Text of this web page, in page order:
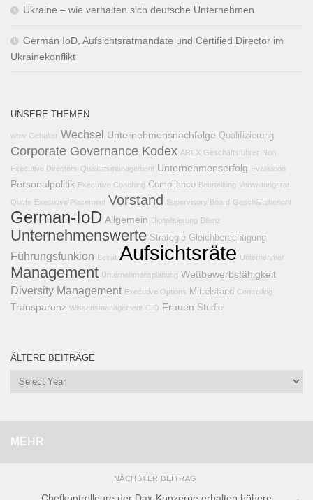
Ukraine – wie verhalten sich deutsche Unternehmen
German IoD, Aufsichtsratmandate und Certified Director im
Ukrainekonflikt
UNSERE THEMEN
wbw Gehälter Wechsel Unternehmensnachfolge Qualifizierung
Corporate Governance Kodex AREX Geschäftsführer Non
Executive Directors Qualitätsmanagement Unternehmenserfolg Evaluation
Personalpolitik Executive Coaching Compliance Beurteilung Verwaltungsrat
Quote Executive Placement Vorstand Supervisory Board Geschäftsbericht
German-IoD Allgemein Digitalisierung Bilanz
Unternehmenswerte Strategie Gleichberechtigung
Führungsfunkion Beirat Aufsichtsräte Unternehmer
Management Unternehmensplanung Wettbewerbsfähigkeit
Diversity Management Executive Options Mittelstand Controlling
Transparenz Wissensmanagement CIO Frauen Studie
ÄLTERE BEITRÄGE
MEHR
NÄCHSTER BEITRAG